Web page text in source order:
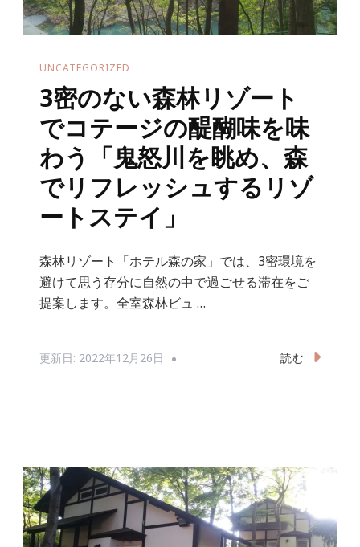
UNCATEGORIZED
3密のない森林リゾート
でコテージの醍醐味を味
わう「鬼怒川を眺め、森
でリフレッシュするリゾ
ートステイ」
森林リゾート「ホテル森の家」では、3密環境を
避けて思う存分に自然の中で過ごせる滞在をご
提案します。全室森林ビュ …
更新日: 2022年12月26日 読む